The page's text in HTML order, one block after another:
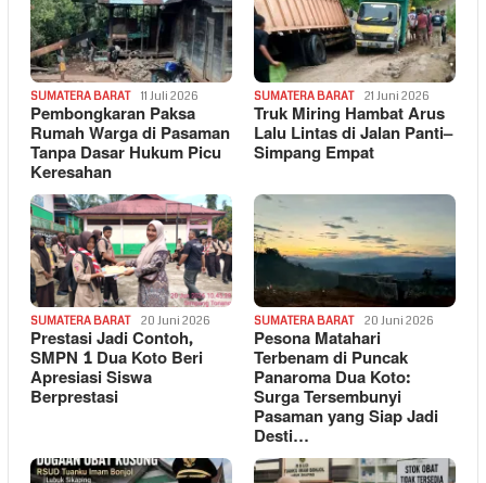
SUMATERA BARAT 11 Juli 2026
Pembongkaran Paksa
Rumah Warga di Pasaman
Tanpa Dasar Hukum Picu
Keresahan
SUMATERA BARAT 21 Juni 2026
Truk Miring Hambat Arus
Lalu Lintas di Jalan Panti–
Simpang Empat
SUMATERA BARAT 20 Juni 2026
Prestasi Jadi Contoh,
SMPN 1 Dua Koto Beri
Apresiasi Siswa
Berprestasi
SUMATERA BARAT 20 Juni 2026
Pesona Matahari
Terbenam di Puncak
Panaroma Dua Koto:
Surga Tersembunyi
Pasaman yang Siap Jadi
Desti…